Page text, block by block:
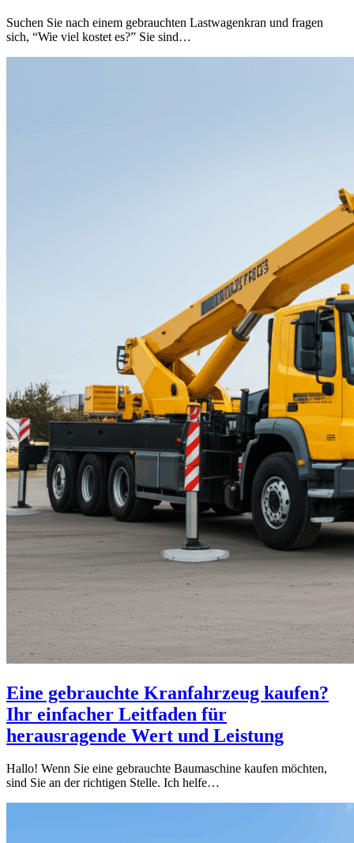
Suchen Sie nach einem gebrauchten Lastwagenkran und fragen
sich, “Wie viel kostet es?” Sie sind…
Eine gebrauchte Kranfahrzeug kaufen?
Ihr einfacher Leitfaden für
herausragende Wert und Leistung
Hallo! Wenn Sie eine gebrauchte Baumaschine kaufen möchten,
sind Sie an der richtigen Stelle. Ich helfe…